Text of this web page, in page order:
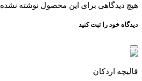
هیچ دیدگاهی برای این محصول نوشته
دیدگاه خود را ثبت کنید
قالیچه اردکان